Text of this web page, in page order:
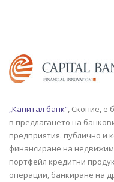
„Капитал банк“, Скопие, е
в предлагането на
предприятия. публично и
финансиране на
портфейл кредитни
операции, банкиране на